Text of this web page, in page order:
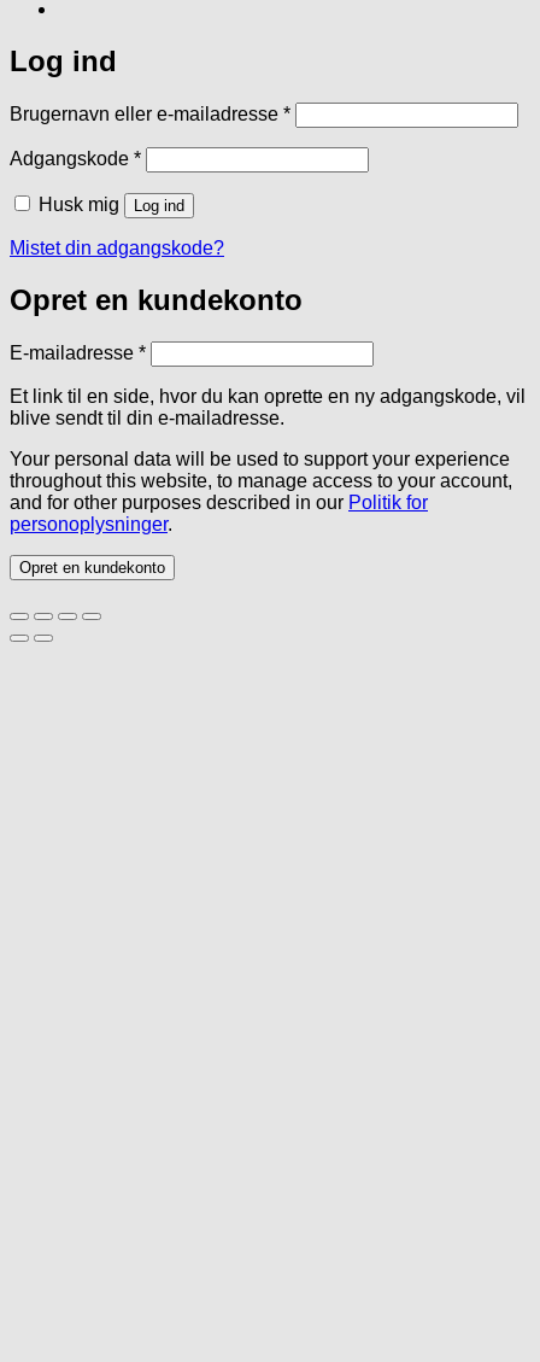
Log ind
Brugernavn eller e-mailadresse *Påkrævet
Adgangskode *Påkrævet
Husk mig Log ind
Mistet din adgangskode?
Opret en kundekonto
E-mailadresse *Påkrævet
Et link til en side, hvor du kan oprette en ny adgangskode, vil
blive sendt til din e-mailadresse.
Your personal data will be used to support your experience
throughout this website, to manage access to your account,
and for other purposes described in our Politik for
personoplysninger.
Opret en kundekonto